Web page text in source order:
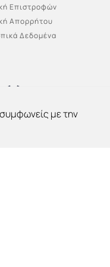
Επιστροφών
Απορρήτου
Δεδομένα
με την